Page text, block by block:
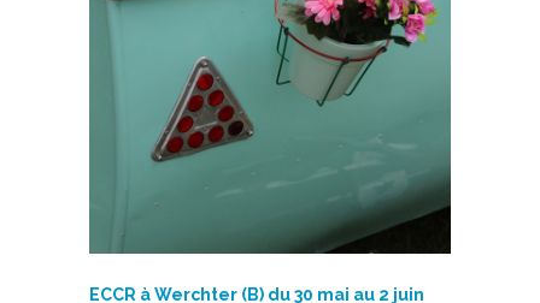
ECCR à Werchter (B) du 30 mai au 2 juin